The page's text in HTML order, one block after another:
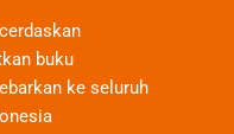
buku
ke seluruh